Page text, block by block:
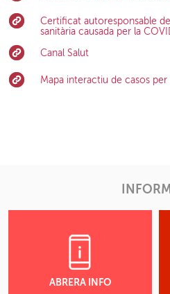
Certificat autoresponsable
sanitària causada per la
Canal Salut
Mapa interactiu de casos
ABRERA INFO